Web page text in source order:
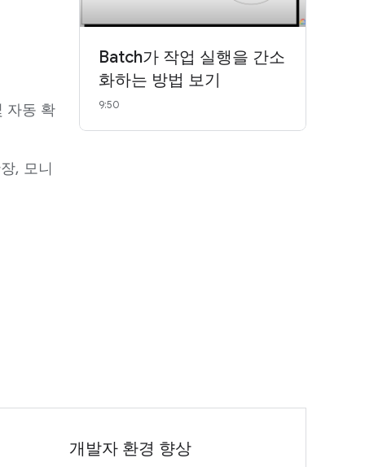
자동 확
, 모니
Batch가 작업 실행을 간소
화하는 방법 보기
9:50
개발자 환경 향상